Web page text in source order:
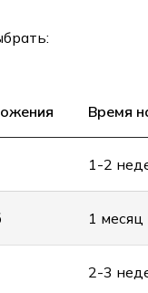
Время
1-2
1 месяц
2-3